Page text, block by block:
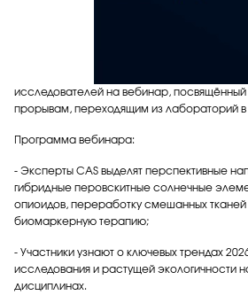
исследователей на вебинар,
прорывам, переходящим из лабораторий в
Программа вебинара:
- Эксперты CAS выделят перспективные
гибридные перовскитные солнечные
опиоидов, переработку смешанных
биомаркерную терапию;
- Участники узнают о ключевых трендах
исследования и растущей экологичности
дисциплинах.